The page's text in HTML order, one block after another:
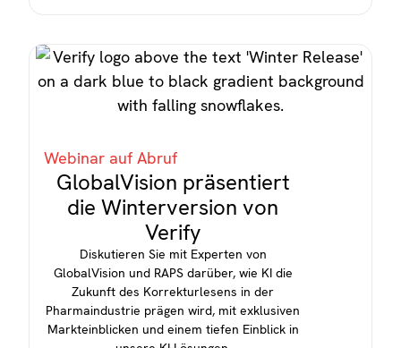
Webinar auf Abruf
GlobalVision präsentiert
die Winterversion von
Verify
Diskutieren Sie mit Experten von
GlobalVision und RAPS darüber, wie KI die
Zukunft des Korrekturlesens in der
Pharmaindustrie prägen wird, mit exklusiven
Markteinblicken und einem tiefen Einblick in